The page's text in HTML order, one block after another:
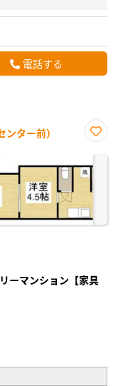
電話する
ター前）
に入
り登
録
ーマンション【家具